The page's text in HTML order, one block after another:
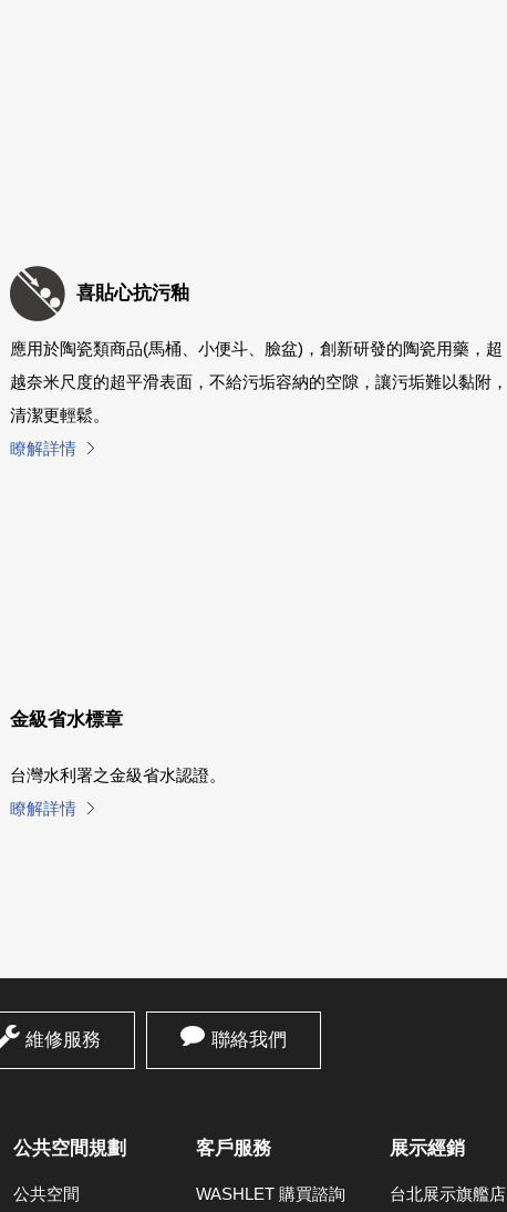
喜貼心抗污釉
應用於陶瓷類商品(馬桶、小便斗、臉盆)，創新研發的陶瓷用藥，超
越奈米尺度的超平滑表面，不給污垢容納的空隙，讓污垢難以黏附，
清潔更輕鬆。
瞭解詳情
金級省水標章
台灣水利署之金級省水認證。
瞭解詳情
維修服務 聯絡我們
公共空間規劃
公共空間
客戶服務
WASHLET 購買諮詢
展示經銷
台北展示旗艦店